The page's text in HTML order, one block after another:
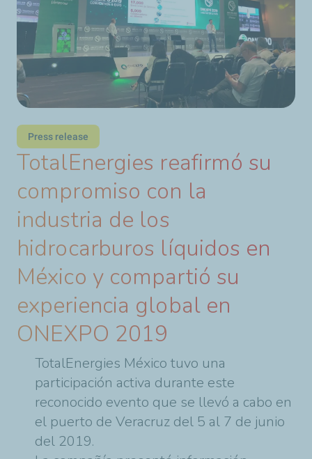
Press release
TotalEnergies reafirmó su
compromiso con la
industria de los
hidrocarburos líquidos en
México y compartió su
experiencia global en
ONEXPO 2019
TotalEnergies México tuvo una
participación activa durante este
reconocido evento que se llevó a cabo en
el puerto de Veracruz del 5 al 7 de junio
del 2019.